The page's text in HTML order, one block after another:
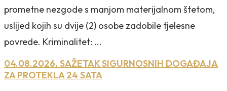
prometne nezgode s manjom materijalnom štetom,
uslijed kojih su dvije (2) osobe zadobile tjelesne
povrede. Kriminalitet: ...
04.08.2026. SAŽETAK SIGURNOSNIH DOGAĐAJA
ZA PROTEKLA 24 SATA